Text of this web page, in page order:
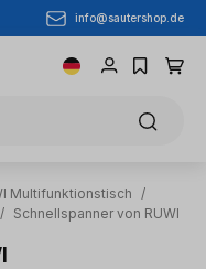
info@sautershop.de
Multifunktionstisch
/
/ Schnellspanner von RUWI